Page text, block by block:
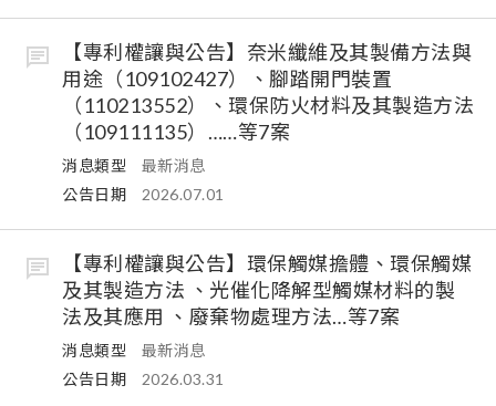
【專利權讓與公告】奈米纖維及其製備方法與
用途（109102427）、腳踏開門裝置
（110213552）、環保防火材料及其製造方法
（109111135）……等7案
消息類型
最新消息
公告日期
2026.07.01
【專利權讓與公告】環保觸媒擔體、環保觸媒
及其製造方法 、光催化降解型觸媒材料的製
法及其應用 、廢棄物處理方法…等7案
消息類型
最新消息
公告日期
2026.03.31